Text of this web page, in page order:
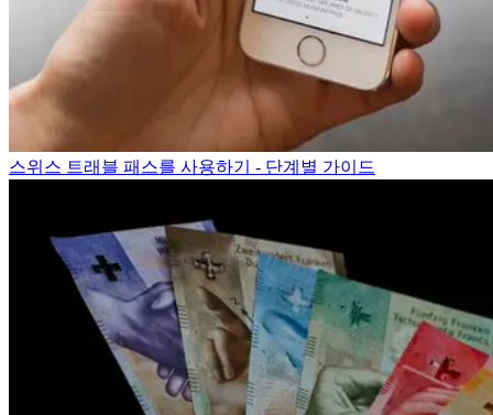
스위스 트래블 패스를 사용하기 - 단계별 가이드